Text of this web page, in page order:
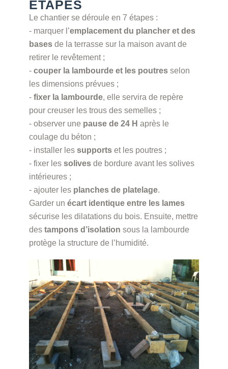
ÉTAPES
Le chantier se déroule en 7 étapes :
- marquer l’emplacement du plancher et des
bases de la terrasse sur la maison avant de
retirer le revêtement ;
- couper la lambourde et les poutresselon
les dimensions prévues ;
- fixer la lambourde, elle servira de repère
pour creuser les trous des semelles ;
- observer une pause de 24 H après le
coulage du béton ;
- installer lessupportset les poutres ;
- fixer lessolivesde bordure avant les solives
intérieures ;
- ajouter les planches de platelage.
Garder un écart identique entre les lames
sécurise les dilatations du bois. Ensuite, mettre
des tampons d’isolation sous la lambourde
protège la structure de l’humidité.